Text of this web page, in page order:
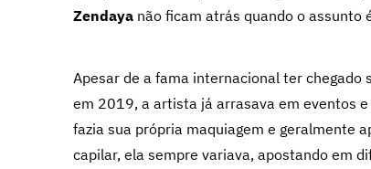
Zendaya não ficam atrás quando o assunto
Apesar de a fama internacional ter chegado
em 2019, a artista já arrasava em eventos
fazia sua própria maquiagem e geralmente
capilar, ela sempre variava, apostando em